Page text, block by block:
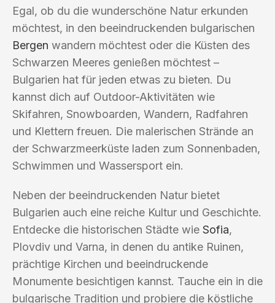
Egal, ob du die wunderschöne Natur erkunden
möchtest, in den beeindruckenden bulgarischen
Bergen wandern möchtest oder die Küsten des
Schwarzen Meeres genießen möchtest –
Bulgarien hat für jeden etwas zu bieten. Du
kannst dich auf Outdoor-Aktivitäten wie
Skifahren, Snowboarden, Wandern, Radfahren
und Klettern freuen. Die malerischen Strände an
der Schwarzmeerküste laden zum Sonnenbaden,
Schwimmen und Wassersport ein.
Neben der beeindruckenden Natur bietet
Bulgarien auch eine reiche Kultur und Geschichte.
Entdecke die historischen Städte wie Sofia,
Plovdiv und Varna, in denen du antike Ruinen,
prächtige Kirchen und beeindruckende
Monumente besichtigen kannst. Tauche ein in die
bulgarische Tradition und probiere die köstliche